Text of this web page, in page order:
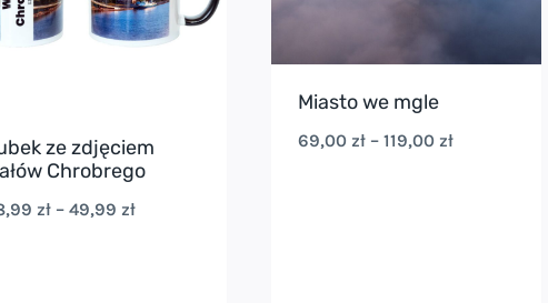
ze zdjęciem
Chrobrego
zł – 49,99 złZakres
Miasto we mgle
69,00 zł – 119,00 złZakres